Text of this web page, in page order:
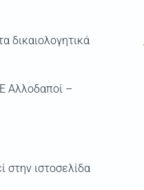
δικαιολογητικά
Αλλοδαποί –
στην ιστοσελίδα